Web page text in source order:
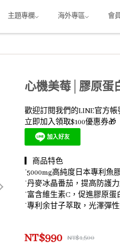
主題專欄⌵ 海外專區⌵ 會
心機美莓│膠原蛋
歡迎訂閱我們的LINE官方帳
立即加入領取$100優惠券🎁
▎商品特色
˙5000mg高純度日本專利魚
˙丹麥冰晶番茄，提高防護
˙富含維生素C，促進膠原蛋
˙專利余甘子萃取，光澤彈
NT$990 NT$1,500